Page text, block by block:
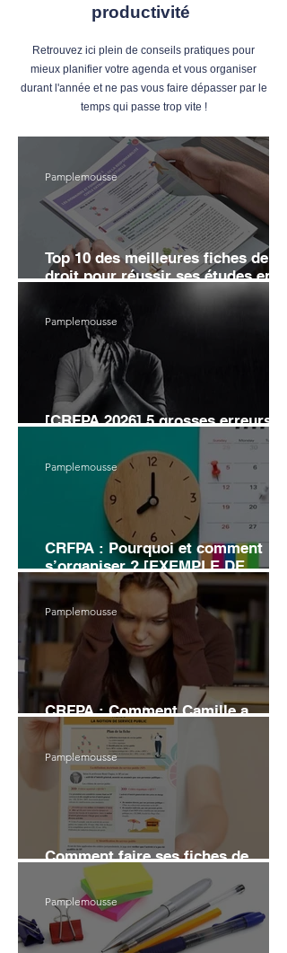
productivité
Retrouvez ici plein de conseils pratiques pour
mieux planifier votre agenda et vous organiser
durant l'année et ne pas vous faire dépasser par le
temps qui passe trop vite !
Top 10 des meilleures fiches de
droit pour réussir ses études en
Pamplemousse
[CRFPA 2026] 5 grosses erreurs
d’organisation pour éviter l’échec
Pamplemousse
CRFPA : Pourquoi et comment
s’organiser ? [EXEMPLE DE
PLANNING]
Pamplemousse
CRFPA : Comment Camille a
échoué au grand Oral
Pamplemousse
Comment faire ses fiches de
révision en droit (6 conseils)
Pamplemousse
Pamplemousse